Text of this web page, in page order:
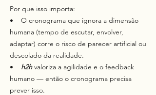
Por que isso importa:
• O cronograma que ignora a dimensão
humana (tempo de escutar, envolver,
adaptar) corre o risco de parecer artificial ou
descolado da realidade.
• h2hvaloriza a agilidade e o feedback
humano — então o cronograma precisa
prever isso.